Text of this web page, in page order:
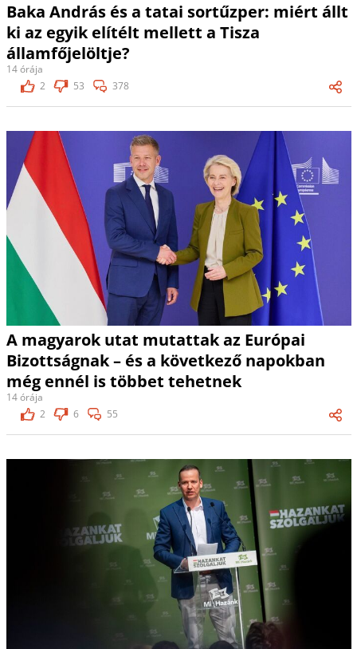
Baka András és a tatai sortűzper: miért állt
ki az egyik elítélt mellett a Tisza
államfőjelöltje?
14 órája
2
53 378
A magyarok utat mutattak az Európai
Bizottságnak – és a következő napokban
még ennél is többet tehetnek
14 órája
2
6 55